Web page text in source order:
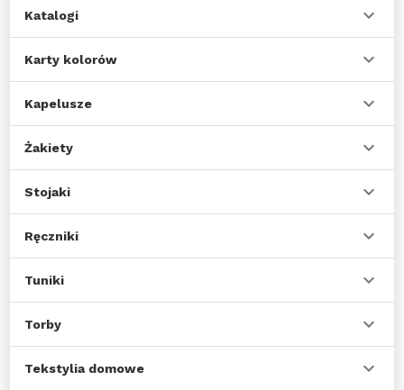
Katalogi
Karty kolorów
Kapelusze
Żakiety
Stojaki
Ręczniki
Tuniki
Torby
Tekstylia domowe